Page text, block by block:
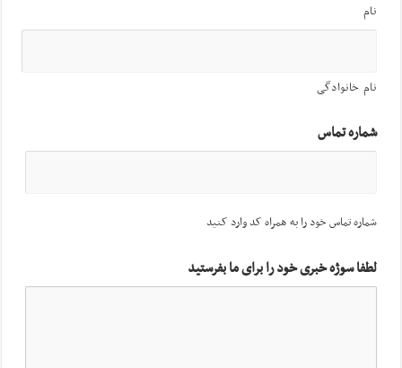
نام
نام خانوادگی
شماره تماس
شماره تماس خود را به همراه کد وارد کنید
لطفا سوژه خبری خود را برای ما بفرستید